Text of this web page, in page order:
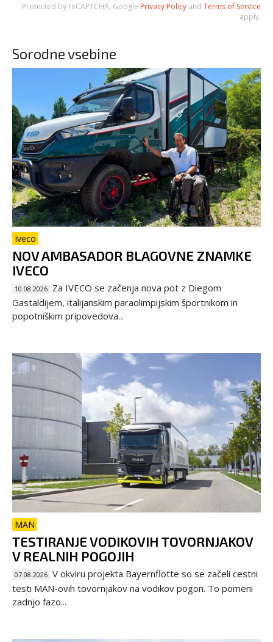
Protected by reCAPTCHA, Google Privacy Policy and Terms of Service
apply.
Sorodne vsebine
Iveco
NOV AMBASADOR BLAGOVNE ZNAMKE
IVECO
10.08.2026 Za IVECO se začenja nova pot z Diegom
Gastaldijem, italijanskim paraolimpijskim športnikom in
popotniškim pripovedova...
MAN
TESTIRANJE VODIKOVIH TOVORNJAKOV
V REALNIH POGOJIH
07.08.2026 V okviru projekta Bayernflotte so se začeli cestni
testi MAN-ovih tovornjakov na vodikov pogon. To pomeni
zadnjo fazo...